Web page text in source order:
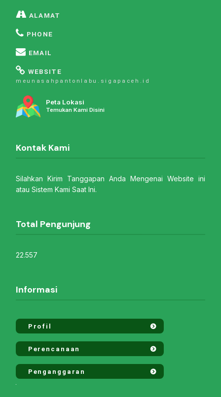
ALAMAT
PHONE
EMAIL
WEBSITE
meunasahpantonlabu.sigapaceh.id
Peta Lokasi
Temukan Kami Disini
Kontak Kami
Silahkan Kirim Tanggapan Anda Mengenai Website ini
atau Sistem Kami Saat Ini.
Total Pengunjung
22.557
Informasi
Profil
Perencanaan
Penganggaran